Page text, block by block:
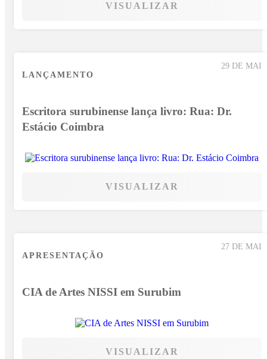
VISUALIZAR
29 DE MAI
LANÇAMENTO
Escritora surubinense lança livro: Rua: Dr.
Estácio Coimbra
VISUALIZAR
27 DE MAI
APRESENTAÇÃO
CIA de Artes NISSI em Surubim
VISUALIZAR